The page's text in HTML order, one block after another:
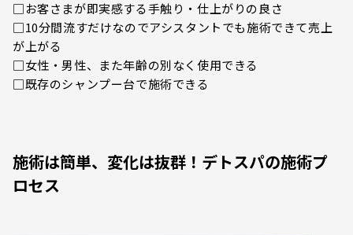
□お客さまが即実感する手触り・仕上がりの良さ
□10分間流すだけなのでアシスタントでも施術できて売上
が上がる
□女性・男性、また年齢の別なく使用できる
□既存のシャンプー台で施術できる
施術は簡単、変化は抜群！デトスパの施術プ
ロセス